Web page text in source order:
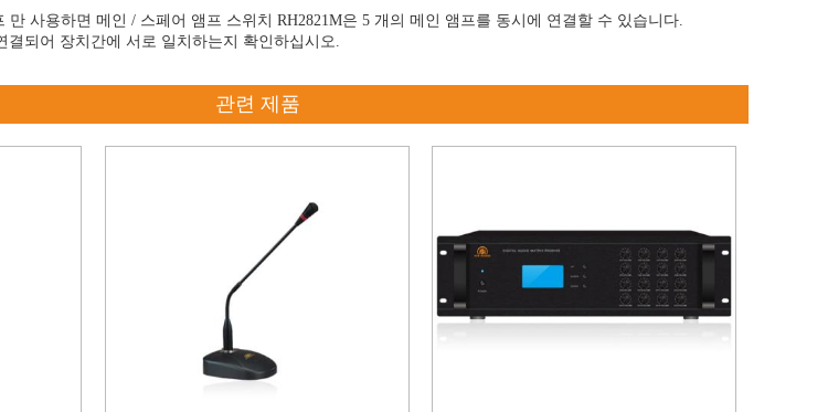
만 사용하면 메인 / 스페어 앰프 스위치 RH2821M은 5 개의 메인 앰프를 동시에 연결할 수 있습니다.
되어 장치간에 서로 일치하는지 확인하십시오.
관련 제품